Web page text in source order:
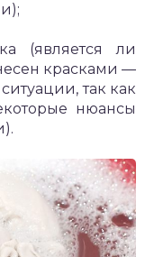
(является ли
красками —
так как
нюансы